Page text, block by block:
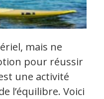
mais ne
pour réussir
une activité
l’équilibre. Voici